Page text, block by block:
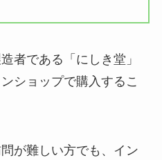
ど飴はどこで売ってる？コ
者である「にしき堂」
ショップで購入するこ
が難しい方でも、イン